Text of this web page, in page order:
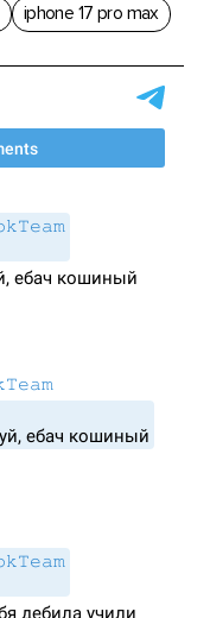
iphone 17 pro max